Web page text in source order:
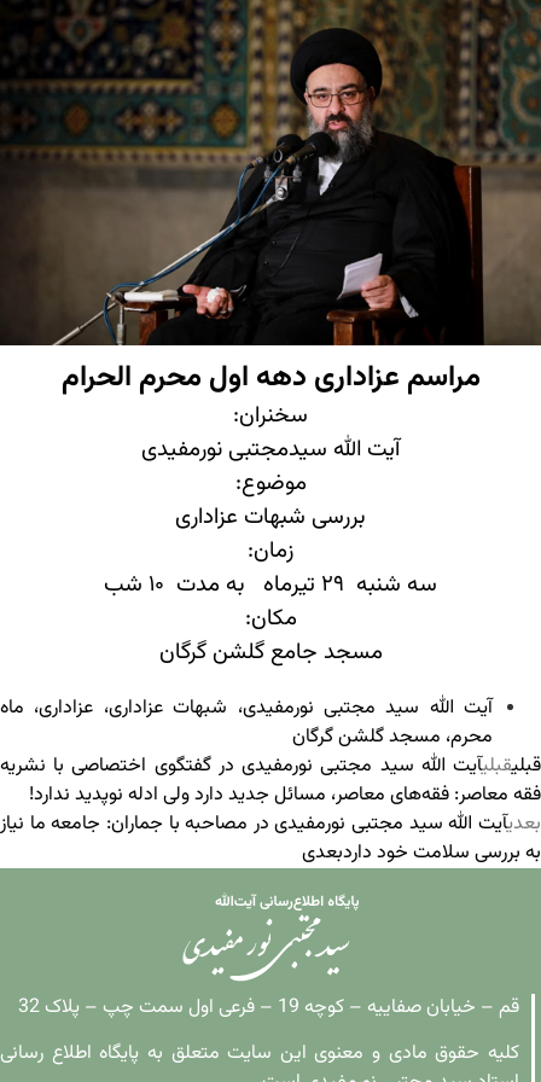
X
مراسم عزاداری دهه اول محرم الحرام
سخنران:
آیت الله سیدمجتبی نورمفیدی
موضوع:
بررسی شبهات عزاداری
زمان:
سه شنبه ۲۹ تیرماه به مدت ۱۰ شب
مکان:
مسجد جامع گلشن گرگان
آیت الله سید مجتبی نورمفیدی، شبهات عزاداری، عزاداری، ماه
محرم، مسجد گلشن گرگان
قبلیقبلیآیت الله سید مجتبی نورمفیدی در گفتگوی اختصاصی با نشریه
فقه معاصر: فقه‌های معاصر، مسائل جدید دارد ولی ادله نوپدید ندارد!
بعدیآیت الله سید مجتبی نورمفیدی در مصاحبه با جماران: جامعه ما نیاز
به بررسی سلامت خود داردبعدی
قم – خیابان صفاییه – کوچه 19 – فرعی اول سمت چپ – پلاک 32
کلیه حقوق مادی و معنوی این سایت متعلق به پایگاه اطلاع رسانی